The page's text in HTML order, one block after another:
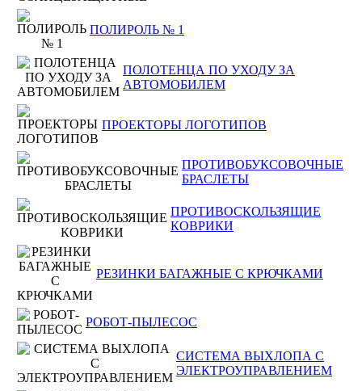
ПОЛИРОЛЬ № 1
ПОЛОТЕНЦА ПО УХОДУ ЗА
АВТОМОБИЛЕМ
ПРОЕКТОРЫ ЛОГОТИПОВ
ПРОТИВОБУКСОВОЧНЫЕ
БРАСЛЕТЫ
ПРОТИВОСКОЛЬЗЯЩИЕ
КОВРИКИ
РЕЗИНКИ БАГАЖНЫЕ С КРЮЧКАМИ
РОБОТ-ПЫЛЕСОС
СИСТЕМА ВЫХЛОПА С
ЭЛЕКТРОУПРАВЛЕНИЕМ